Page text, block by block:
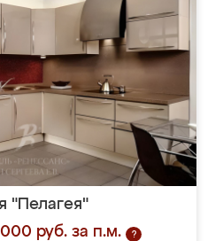
"Пелагея"
руб. за п.м.
?